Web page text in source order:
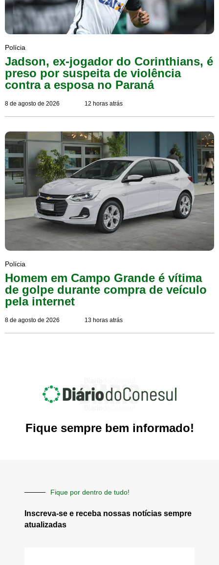
Polícia
Jadson, ex-jogador do Corinthians, é
preso por suspeita de violência
contra a esposa no Paraná
8 de agosto de 2026 12 horas atrás
Polícia
Homem em Campo Grande é vítima
de golpe durante compra de veículo
pela internet
8 de agosto de 2026 13 horas atrás
Fique sempre bem informado!
Fique por dentro de tudo!
Inscreva-se e receba nossas notícias sempre
atualizadas